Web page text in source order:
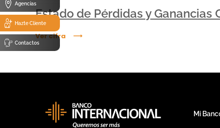
Agencias
Hazte Cliente
Contactos
Estado de Pérdidas y Ganancias
Ver cifra
Mi